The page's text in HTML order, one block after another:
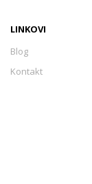
LINKOVI
Blog
Kontakt